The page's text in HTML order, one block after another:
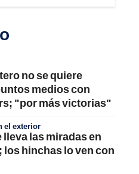
no se quiere
medios con
"por más victorias"
el exterior
lleva las miradas en
los hinchas lo ven con